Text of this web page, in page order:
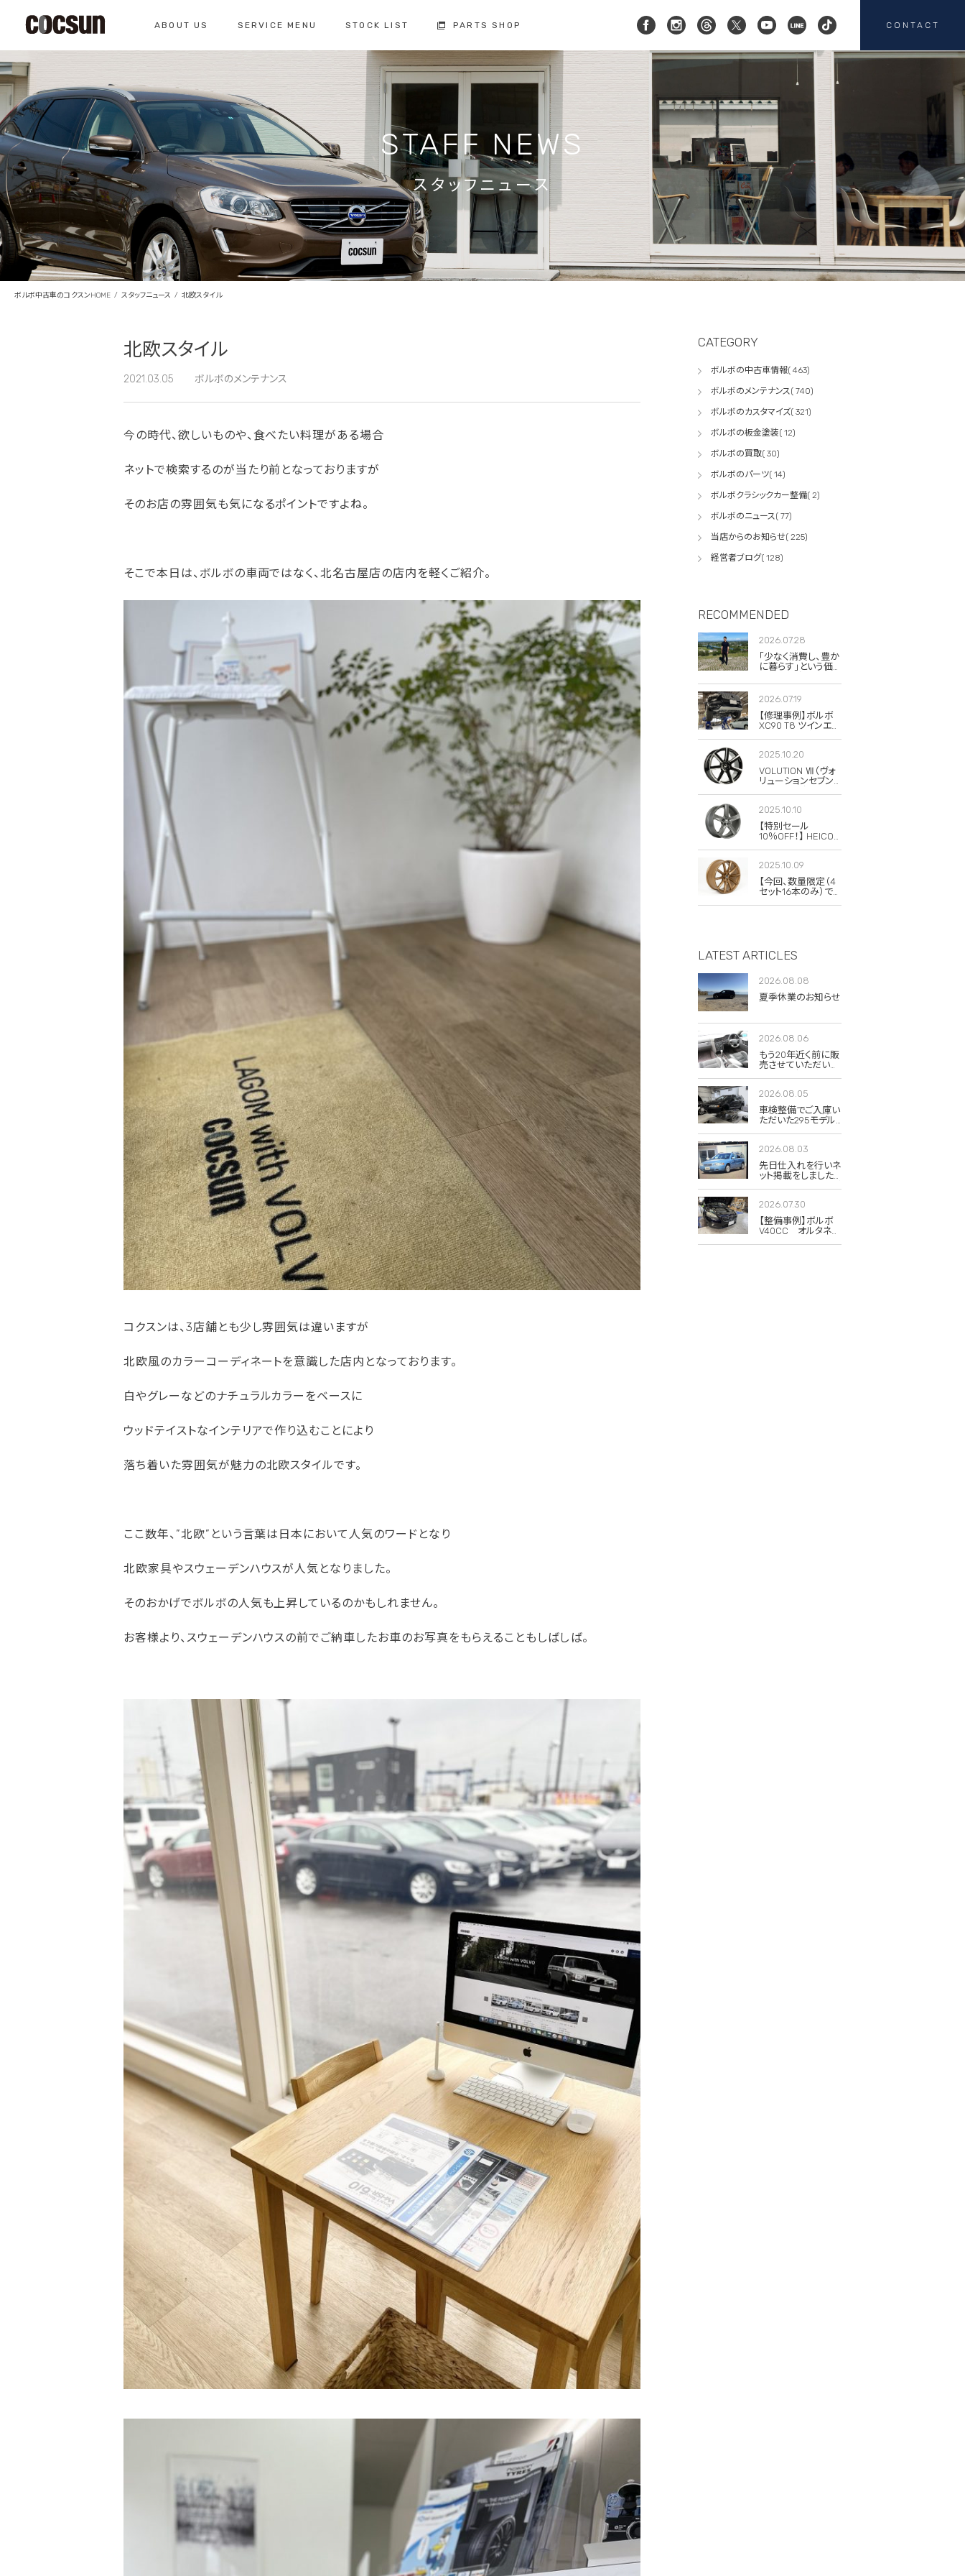
ABOUT US
私たちについて コクスンについて フィロソフィー 人と環境への配慮 会社概要
仕入れの基準 お車の保証 納車前の整備 HEICO SPORTIV お客様の声
SERVICE MENU
サービスメニュー 車検のご案内 修理・点検・メンテナンス 板金塗装 カスタマイズ
クラシックカー整備 ボルボ故障事例集 買取査定 注文販売
STOCK LIST PARTS SHOP CONTACT
CONTACT
お問い合わせ 0568-26-7071
コクスン土浦
029-846-0727
コクスン横浜
045-719-9357
総合お問い合わせ 車検のお問い合わせ
修理・点検・
メンテナンスの
お問い合わせ
カスタマイズの
お問い合わせ
クラシックカー整備の
お問い合わせ
買取のお問い合わせ
注文販売の
お問い合わせ
板金塗装の
STAFF NEWS
スタッフニュース
ボルボ中古車のコクスンHOME スタッフニュース 北欧スタイル
北欧スタイル
2021.03.05 ボルボのメンテナンス
今の時代、欲しいものや、食べたい料理がある場合
ネットで検索するのが当たり前となっておりますが
そのお店の雰囲気も気になるポイントですよね。
そこで本日は、ボルボの車両ではなく、北名古屋店の店内を軽くご紹介。
コクスンは、3店舗とも少し雰囲気は違いますが
北欧風のカラーコーディネートを意識した店内となっております。
白やグレーなどのナチュラルカラーをベースに
ウッドテイストなインテリアで作り込むことにより
落ち着いた雰囲気が魅力の北欧スタイルです。
ここ数年、”北欧”という言葉は日本において人気のワードとなり
北欧家具やスウェーデンハウスが人気となりました。
そのおかげでボルボの人気も上昇しているのかもしれません。
お客様より、スウェーデンハウスの前でご納車したお車のお写真をもらえることもしばしば。
CATEGORY
ボルボの中古車情報( 463)
ボルボのメンテナンス( 740)
ボルボのカスタマイズ( 321)
ボルボの板金塗装( 12)
ボルボの買取( 30)
ボルボのパーツ( 14)
ボルボクラシックカー整備( 2)
ボルボのニュース( 77)
当店からのお知らせ( 225)
経営者ブログ( 128)
RECOMMENDED
2026.07.28
「少なく消費し、豊か
に暮らす」という価
スウェーデンに惹か
れる理由
2026.07.19
【修理事例】ボルボ
XC90 T8 ツインエン
ERAD（電動リアアク
スル駆動）交換・エア
コンコンプレッサー
交換
2025.10.20
VOLUTION Ⅶ（ヴォ
リューションセブン）
2025.10.10
【特別セール
10％OFF！】 HEICO
Classic 8×19 チタニ
ウム 4本セット
2025.10.09
【今回、数量限定（4
セット16本のみ）で
LATEST ARTICLES
2026.08.08
夏季休業のお知らせ
2026.08.06
もう20年近く前に販
売させていただいた
ました。
2026.08.05
車検整備でご入庫い
ただいた295モデル
2026.08.03
先日仕入れを行いネ
ット掲載をしました
2026.07.30
【整備事例】ボルボ
V40CC オルタネー